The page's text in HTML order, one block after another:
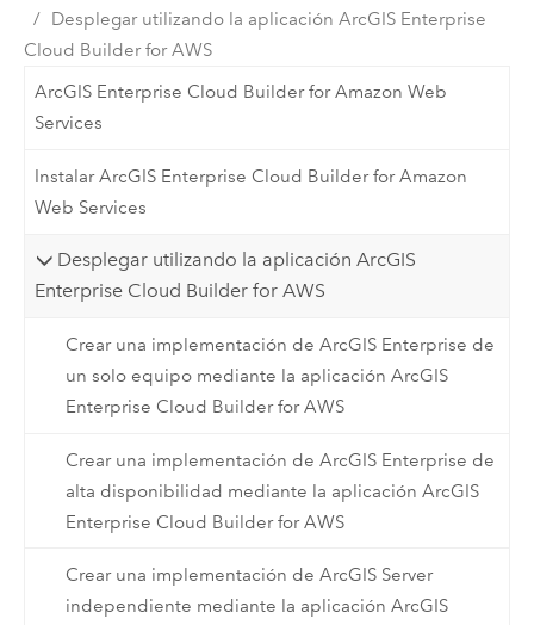
Desplegar utilizando la aplicación ArcGIS Enterprise
Cloud Builder for AWS
ArcGIS Enterprise Cloud Builder for Amazon Web
Services
Instalar ArcGIS Enterprise Cloud Builder for Amazon
Web Services
Desplegar utilizando la aplicación ArcGIS
Enterprise Cloud Builder for AWS
Crear una implementación de ArcGIS Enterprise de
un solo equipo mediante la aplicación ArcGIS
Enterprise Cloud Builder for AWS
Crear una implementación de ArcGIS Enterprise de
alta disponibilidad mediante la aplicación ArcGIS
Enterprise Cloud Builder for AWS
Crear una implementación de ArcGIS Server
independiente mediante la aplicación ArcGIS